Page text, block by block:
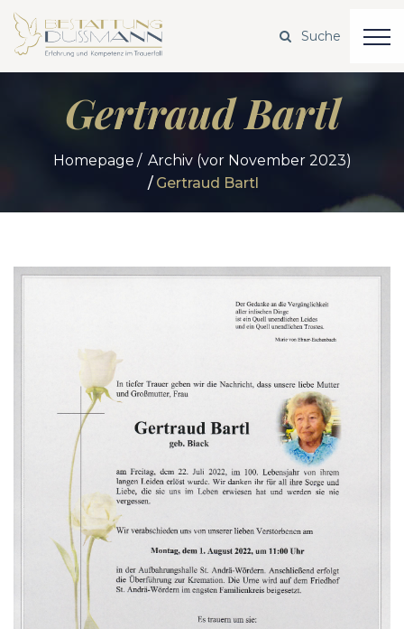
Gertraud Bartl
Homepage
Archiv (vor November 2023)
Gertraud Bartl